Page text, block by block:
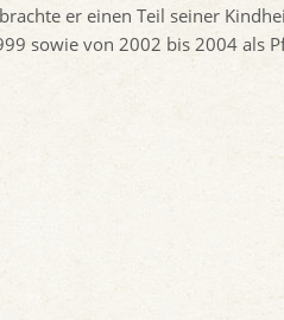
er einen Teil seiner
sowie von 2002 bis 2004 als